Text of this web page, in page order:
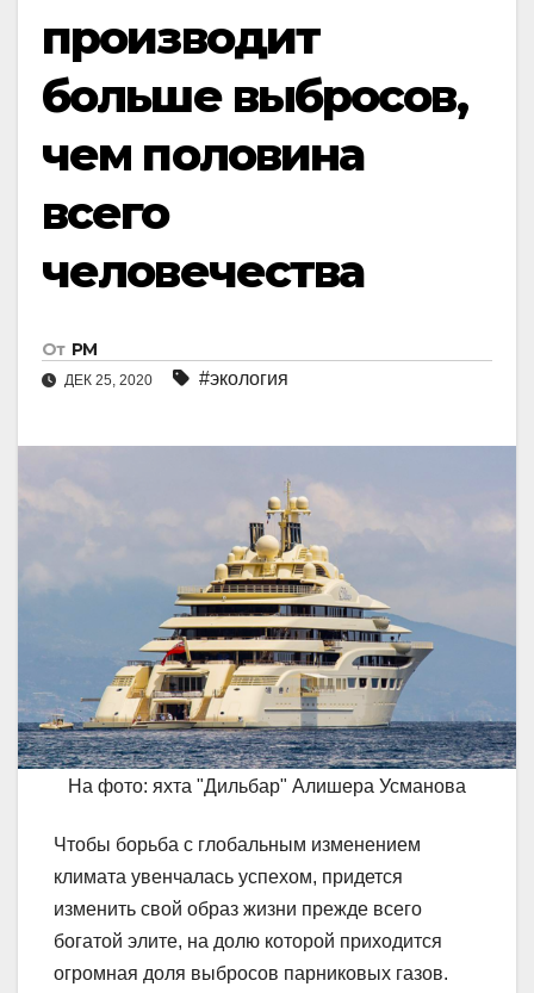
производит
больше выбросов,
чем половина
всего
человечества
От РМ
ДЕК 25, 2020 #экология
На фото: яхта "Дильбар" Алишера Усманова
Чтобы борьба с глобальным изменением
климата увенчалась успехом, придется
изменить свой образ жизни прежде всего
богатой элите, на долю которой приходится
огромная доля выбросов парниковых газов.